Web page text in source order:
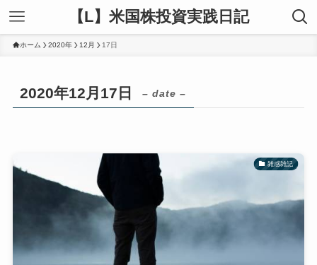
【L】米国株投資実践日記
ホーム 2020年 12月 17日
2020年12月17日 – date –
雑感雑記